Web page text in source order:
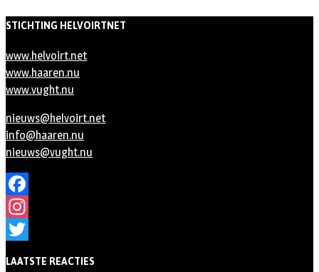
STICHTING HELVOIRTNET
www.helvoirt.net
www.haaren.nu
www.vught.nu
nieuws@helvoirt.net
info@haaren.nu
nieuws@vught.nu
Facebook
Instagram
LAATSTE REACTIES